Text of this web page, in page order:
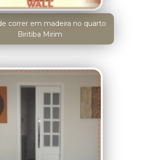
correr em madeira no quarto
Biritiba Mirim